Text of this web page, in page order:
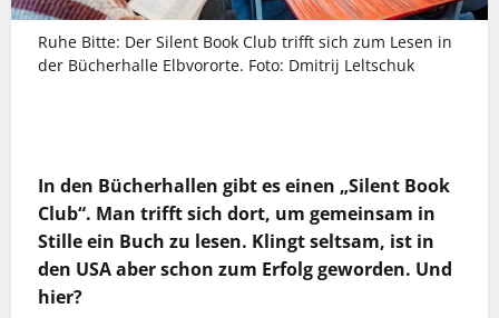
Ruhe Bitte: Der Silent Book Club trifft sich zum Lesen in
der Bücherhalle Elbvororte. Foto: Dmitrij Leltschuk
In den Bücherhallen gibt es einen „Silent Book
Club“. Man trifft sich dort, um gemeinsam in
Stille ein Buch zu lesen. Klingt seltsam, ist in
den USA aber schon zum Erfolg geworden. Und
hier?